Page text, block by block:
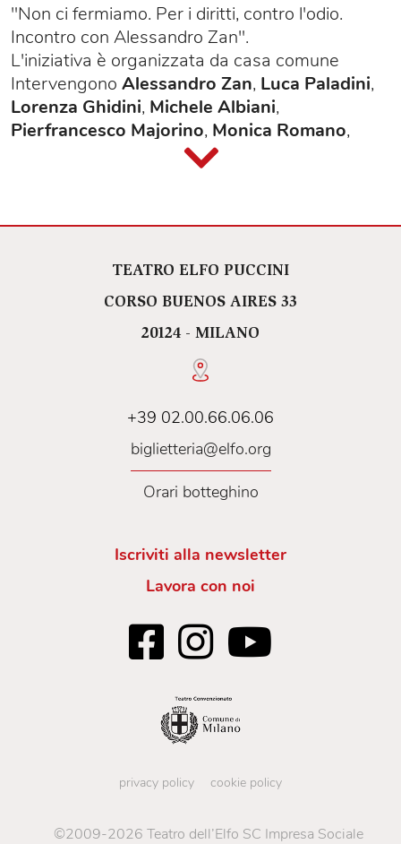
"Non ci fermiamo. Per i diritti, contro l'odio.
Incontro con Alessandro Zan".
L'iniziativa è organizzata da casa comune
Intervengono Alessandro Zan, Luca Paladini,
Lorenza Ghidini, Michele Albiani,
Pierfrancesco Majorino, Monica Romano,
, sindaco di Milano.
TEATRO ELFO PUCCINI
CORSO BUENOS AIRES 33
20124 - MILANO
+39 02.00.66.06.06
biglietteria@elfo.org
Orari botteghino
Iscriviti alla newsletter
Lavora con noi
privacy policy cookie policy
©2009-2026 Teatro dell’Elfo SC Impresa Sociale